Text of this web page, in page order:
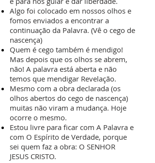
Algo foi colocado em nossos olhos e
fomos enviados a encontrar a
continuação da Palavra. (Vê o cego de
nascença)
Quem é cego também é mendigo!
Mas depois que os olhos se abrem,
não! A palavra está aberta e não
temos que mendigar Revelação.
Mesmo com a obra declarada (os
olhos abertos do cego de nascença)
muitas não viram a mudança. Hoje
ocorre o mesmo.
Estou livre para ficar com A Palavra e
com O Espírito de Verdade, porque
sei quem faz a obra: O SENHOR
JESUS CRISTO.